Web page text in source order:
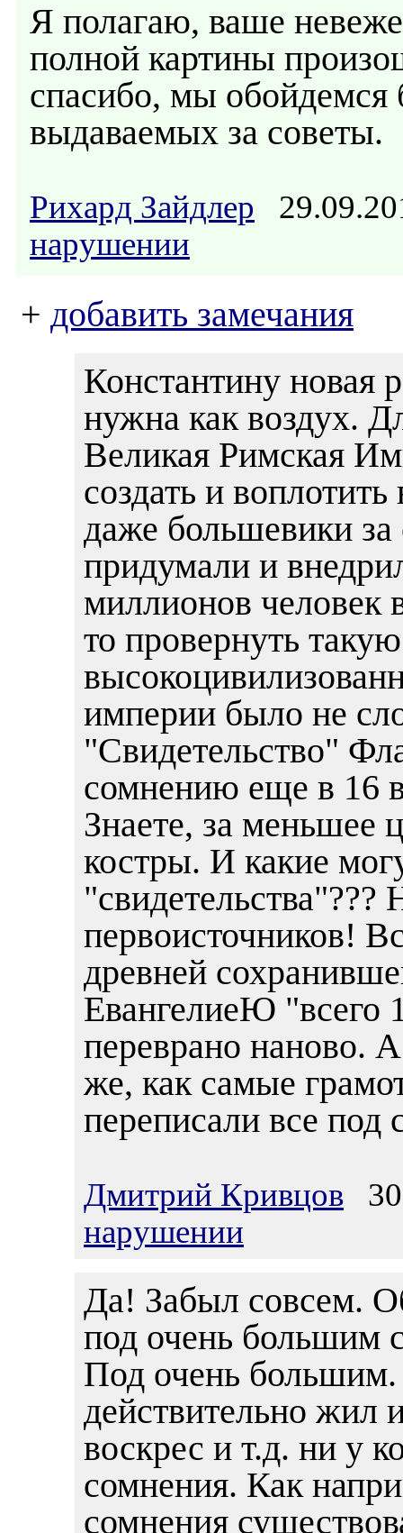
Я полагаю, ваше
полной картины
спасибо, мы
выдаваемых за советы.
Рихард Зайдлер
нарушении
+ добавить замечания
Константину новая
нужна как воздух.
Великая Римская
создать и
даже большевики за
придумали и
миллионов человек
то провернуть
империи было не
"Свидетельство"
сомнению еще в 16
Знаете, за меньшее
костры. И какие
"свидетельства"???
первоисточников!
древней
ЕвангелиеЮ "всего
переврано наново.
же, как самые
переписали все под
Дмитрий Кривцов
нарушении
Да! Забыл совсем.
под очень большим
Под очень большим.
действительно жил
воскрес и т.д. ни у
сомнения. Как
сомнения